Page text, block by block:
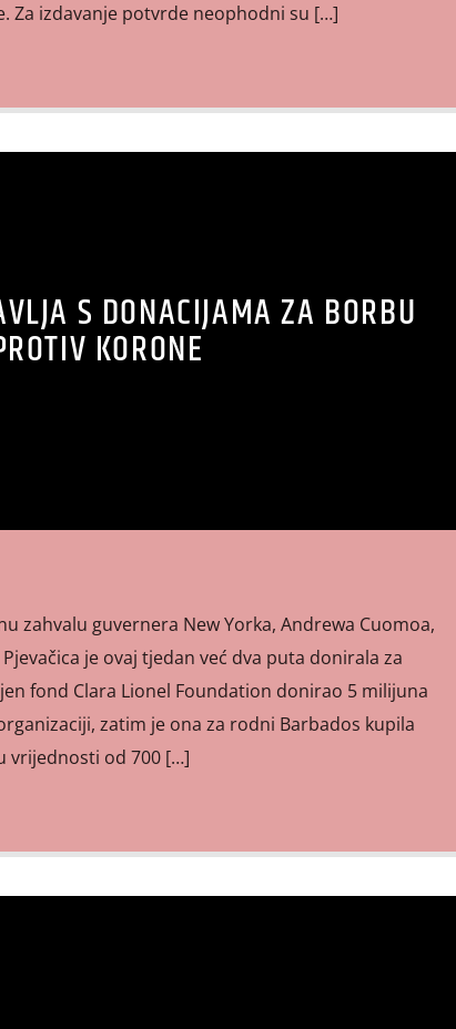
Za izdavanje potvrde neophodni su […]
S DONACIJAMA ZA BORBU
KORONE
zahvalu guvernera New Yorka, Andrewa Cuomoa,
je ovaj tjedan već dva puta donirala za
fond Clara Lionel Foundation donirao 5 milijuna
zatim je ona za rodni Barbados kupila
vrijednosti od 700 […]